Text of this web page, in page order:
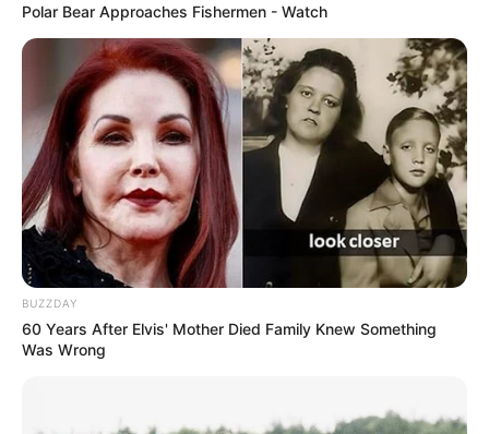
(foto: instagram/zuldamaharani)
4. Senyumnya juga sangat cantik dan memikat
Polar Bear Approaches Fishermen - Watch
BUZZDAY
60 Years After Elvis' Mother Died Family Knew Something
Was Wrong